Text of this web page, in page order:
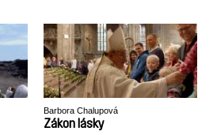
Barbora Chalupová
Zákon lásky